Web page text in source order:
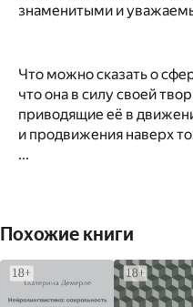
знаменитыми и
Что можно сказать о
что она в силу своей
приводящие её в
и продвижения наверх
...
Похожие книги